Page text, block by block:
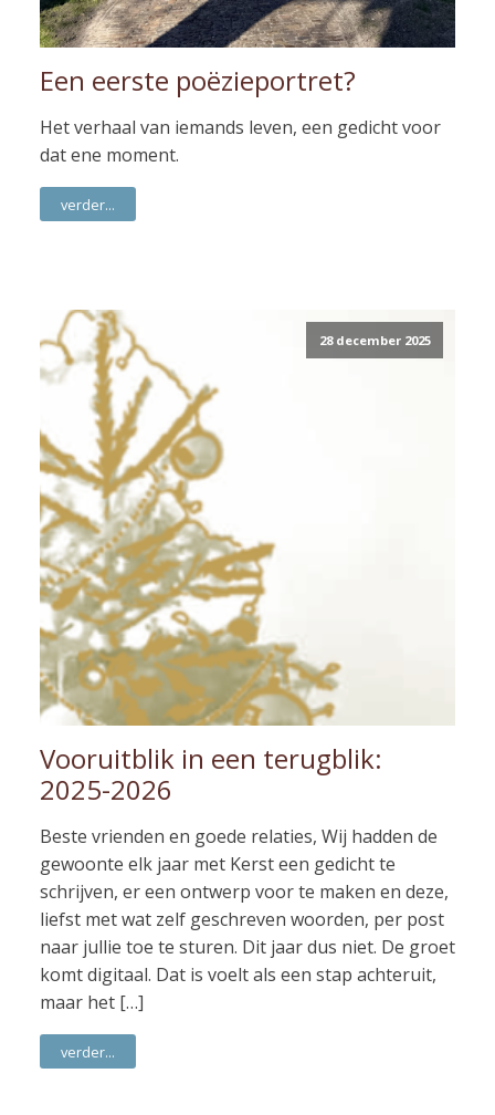
Een eerste poëzieportret?
Het verhaal van iemands leven, een gedicht voor
dat ene moment.
verder...
28 december 2025
Vooruitblik in een terugblik:
2025-2026
Beste vrienden en goede relaties, Wij hadden de
gewoonte elk jaar met Kerst een gedicht te
schrijven, er een ontwerp voor te maken en deze,
liefst met wat zelf geschreven woorden, per post
naar jullie toe te sturen. Dit jaar dus niet. De groet
komt digitaal. Dat is voelt als een stap achteruit,
maar het […]
verder...